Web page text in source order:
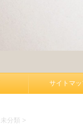
サイトマッ
未分類 >